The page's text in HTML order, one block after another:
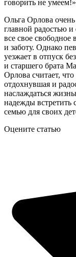
говорить не
Ольга Орлова
главной радостью
все свое свободное
и заботу. Однако
уезжает в отпуск
и старшего брата
Орлова считает,
отдохнувшая и
наслаждаться
надежды
семью для своих
Оцените статью